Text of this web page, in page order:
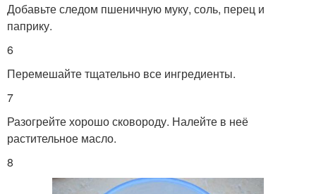
Добавьте следом пшеничную муку, соль, перец и
паприку.
6
Перемешайте тщательно все ингредиенты.
7
Разогрейте хорошо сковороду. Налейте в неё
растительное масло.
8